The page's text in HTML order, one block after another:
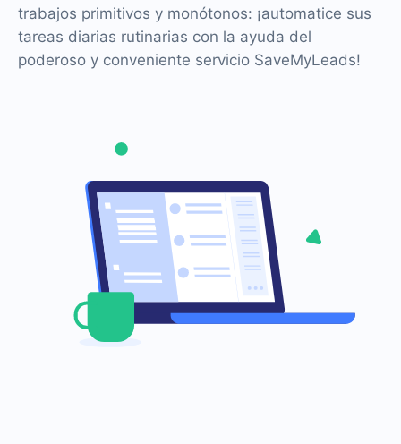
trabajos primitivos y monótonos: ¡automatice sus
tareas diarias rutinarias con la ayuda del
poderoso y conveniente servicio SaveMyLeads!